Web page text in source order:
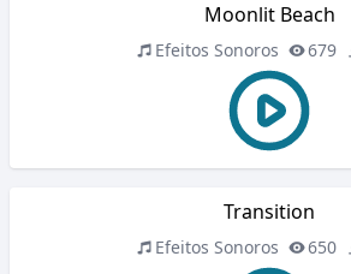
Moonlit Beach
Efeitos Sonoros 679
Transition
Efeitos Sonoros 650